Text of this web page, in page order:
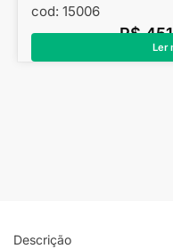
cod: 15006
R$
Ler
Descrição